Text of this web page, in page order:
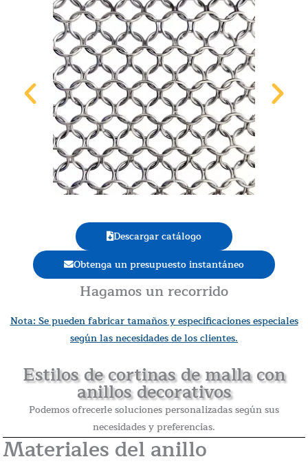
Descargar catálogo
Obtenga un presupuesto instantáneo
Hagamos un recorrido
Nota: Se pueden fabricar tamaños y especificaciones especiales
según las necesidades de los clientes.
Estilos de cortinas de malla con
anillos decorativos
Podemos ofrecerle soluciones personalizadas según sus
necesidades y preferencias.
Materiales del anillo